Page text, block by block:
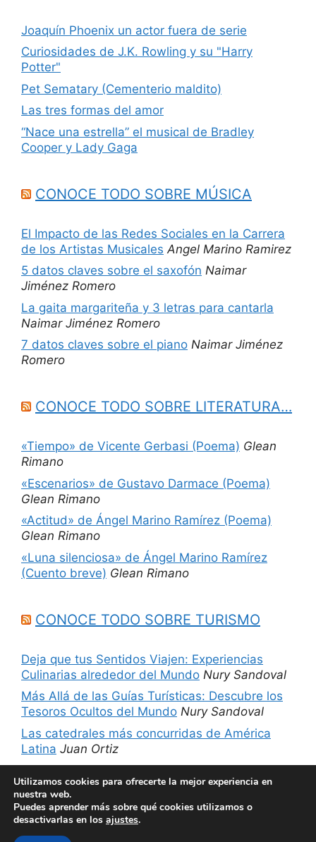
Joaquín Phoenix un actor fuera de serie
Curiosidades de J.K. Rowling y su "Harry
Potter"
Pet Sematary (Cementerio maldito)
Las tres formas del amor
“Nace una estrella” el musical de Bradley
Cooper y Lady Gaga
CONOCE TODO SOBRE MÚSICA
El Impacto de las Redes Sociales en la Carrera
de los Artistas Musicales Angel Marino Ramirez
5 datos claves sobre el saxofón Naimar
Jiménez Romero
La gaita margariteña y 3 letras para cantarla
Naimar Jiménez Romero
7 datos claves sobre el piano Naimar Jiménez
Romero
CONOCE TODO SOBRE LITERATURA…
«Tiempo» de Vicente Gerbasi (Poema) Glean
Rimano
«Escenarios» de Gustavo Darmace (Poema)
Glean Rimano
«Actitud» de Ángel Marino Ramírez (Poema)
Glean Rimano
«Luna silenciosa» de Ángel Marino Ramírez
(Cuento breve) Glean Rimano
CONOCE TODO SOBRE TURISMO
Deja que tus Sentidos Viajen: Experiencias
Culinarias alrededor del Mundo Nury Sandoval
Más Allá de las Guías Turísticas: Descubre los
Tesoros Ocultos del Mundo Nury Sandoval
Las catedrales más concurridas de América
Latina Juan Ortiz
Unidos Nury Sandoval
© 2026 Películas más libros
Utilizamos cookies para ofrecerte la mejor experiencia en
nuestra web.
Puedes aprender más sobre qué cookies utilizamos o
desactivarlas en los ajustes.